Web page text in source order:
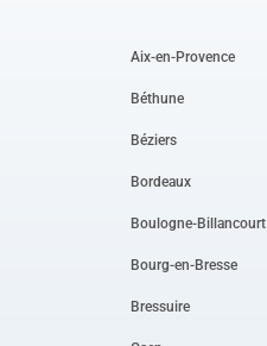
Aix-en-Provence
Béthune
Béziers
Bordeaux
Boulogne-Billancourt
Bourg-en-Bresse
Bressuire